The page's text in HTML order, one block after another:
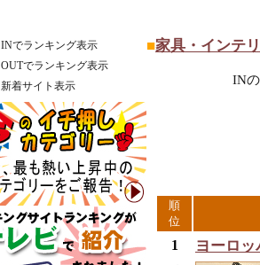
INでランキング表示
OUTでランキング表示
新着サイト表示
■家具・インテ
IN
順
位
1 ヨーロ